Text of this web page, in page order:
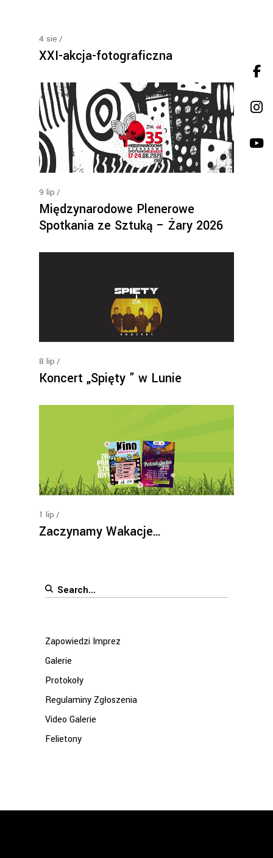
4 sie
XXI-akcja-fotograficzna
9 lip
Międzynarodowe Plenerowe
Spotkania ze Sztuką – Żary 2026
8 lip
Koncert „Spięty ” w Lunie
1 lip
Zaczynamy Wakacje…
Search
Zapowiedzi Imprez
Galerie
Protokoły
Regulaminy Zgłoszenia
Video Galerie
Felietony